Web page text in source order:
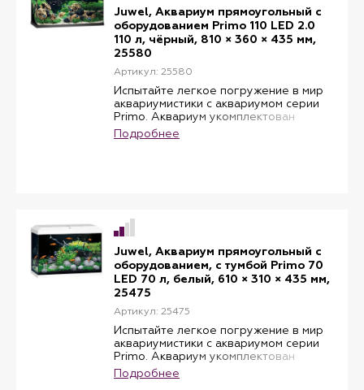
Juwel, Аквариум прямоугольный с
оборудованием Primo 110 LED 2.0
110 л, чёрный, 810 × 360 × 435 мм,
25580
Артикул: 25580
Испытайте легкое погружение в мир
аквариумистики с аквариумом серии
Primo. Аквариум укомплектован
водонепроницаемым крышкой-
светильником с энергосберегающей
S, лампа 1 шт, мощностью 10.5 W,
нагреватель, мощностью 100 W.
Подробнее
Juwel, Аквариум прямоугольный с
оборудованием, с тумбой Primo 70
LED 70 л, белый, 610 × 310 × 435 мм,
25475
Артикул: 25475
Испытайте легкое погружение в мир
аквариумистики с аквариумом серии
Primo. Аквариум укомплектован
водонепроницаемым крышкой-
светильником с энергосберегающей
Подробнее